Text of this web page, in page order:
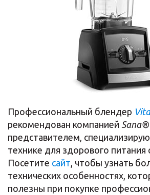
Профессиональный блендер
рекомендован компанией Sana®
представителем,
технике для здорового питания
Посетите сайт , чтобы узнать
технических особенностях,
полезны при покупке